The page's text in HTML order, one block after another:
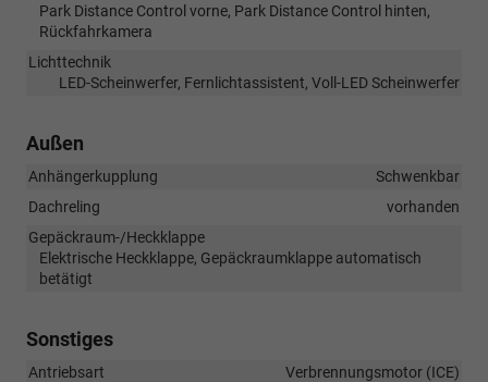
Park Distance Control vorne, Park Distance Control hinten,
Rückfahrkamera
Lichttechnik
LED-Scheinwerfer, Fernlichtassistent, Voll-LED Scheinwerfer
Außen
Anhängerkupplung
Schwenkbar
Dachreling
vorhanden
Gepäckraum-/Heckklappe
Elektrische Heckklappe, Gepäckraumklappe automatisch
betätigt
Sonstiges
Antriebsart
Verbrennungsmotor (ICE)